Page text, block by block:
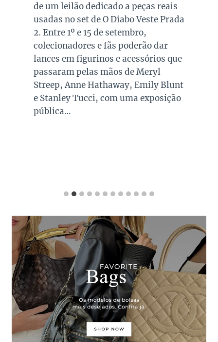
de um leilão dedicado a peças reais
usadas no set de O Diabo Veste Prada
2. Entre 1º e 15 de setembro,
colecionadores e fãs poderão dar
lances em figurinos e acessórios que
passaram pelas mãos de Meryl
Streep, Anne Hathaway, Emily Blunt
e Stanley Tucci, com uma exposição
pública…